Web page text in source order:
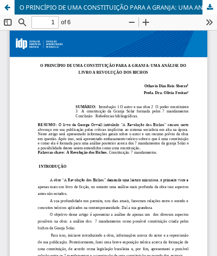
O PRINCÍPIO DE UMA CONSTITUIÇÃO PARA A GRANJA: UMA ANÁLISE DO LIVRO A REVOLUÇÃO DOS BICHOS